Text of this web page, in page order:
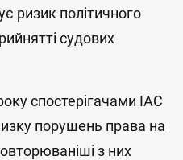
ризик політичного
судових
спостерігачами IAC
порушень права на
з них